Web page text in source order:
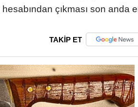
çıkması son anda
TAKİP ET